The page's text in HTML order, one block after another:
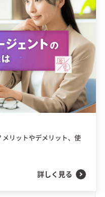
メリットやデメリット、使
詳しく見る